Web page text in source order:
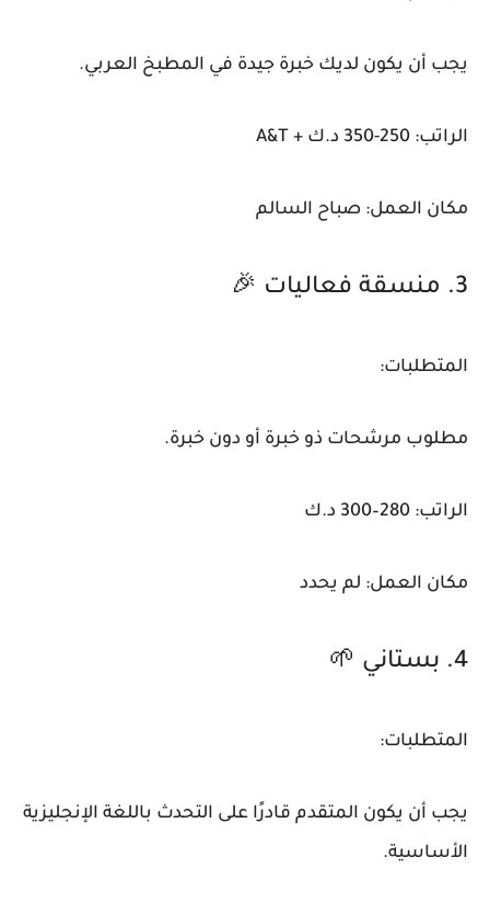
يجب أن يكون لديك خبرة جيدة في المطبخ العربي.
الراتب: 250-350 د.ك + A&T
مكان العمل: صباح السالم
3. منسقة فعاليات 🎉
المتطلبات:
مطلوب مرشحات ذو خبرة أو دون خبرة.
الراتب: 280–300 د.ك
مكان العمل: لم يحدد
4. بستاني 🌱
المتطلبات:
يجب أن يكون المتقدم قادرًا على التحدث باللغة الإنجليزية
الأساسية.